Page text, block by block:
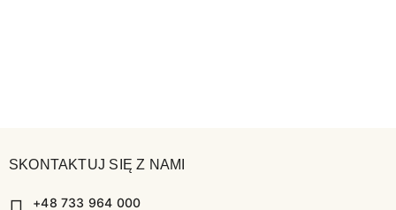
SKONTAKTUJ SIĘ Z NAMI
+48 733 964 000